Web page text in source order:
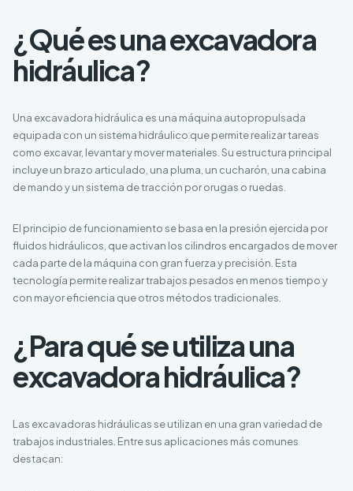
¿Qué es una excavadora
hidráulica?
Una excavadora hidráulica es una máquina autopropulsada
equipada con un sistema hidráulico que permite realizar tareas
como excavar, levantar y mover materiales. Su estructura principal
incluye un brazo articulado, una pluma, un cucharón, una cabina
de mando y un sistema de tracción por orugas o ruedas.
El principio de funcionamiento se basa en la presión ejercida por
fluidos hidráulicos, que activan los cilindros encargados de mover
cada parte de la máquina con gran fuerza y precisión. Esta
tecnología permite realizar trabajos pesados en menos tiempo y
con mayor eficiencia que otros métodos tradicionales.
¿Para qué se utiliza una
excavadora hidráulica?
Las excavadoras hidráulicas se utilizan en una gran variedad de
trabajos industriales. Entre sus aplicaciones más comunes
destacan: